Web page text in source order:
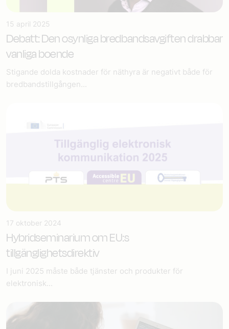
15 april 2025
Debatt: Den osynliga bredbandsavgiften drabbar
vanliga boende
Stigande dolda kostnader för näthyra är negativt både för
bredbandstillgången...
17 oktober 2024
Hybridseminarium om EU:s
tillgänglighetsdirektiv
I juni 2025 måste både tjänster och produkter för
elektronisk...